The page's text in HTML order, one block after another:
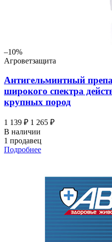
–10%
Агроветзащита
Антигельминтный
широкого спектра
крупных пород
1 139 ₽ 1 265 ₽
В наличии
1 продавец
Подробнее